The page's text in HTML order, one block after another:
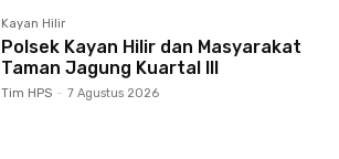
Kayan Hilir
Polsek Kayan Hilir dan Masyarakat
Taman Jagung Kuartal III
Tim HPS - 7 Agustus 2026